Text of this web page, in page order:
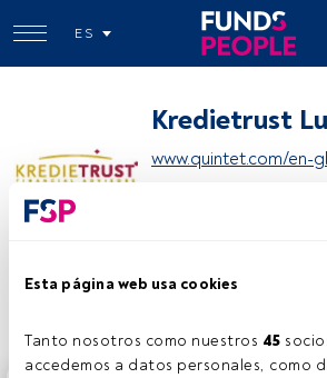
Esta página web usa cookies
Tanto nosotros como nuestros 45
accedemos a datos personales, como
ES
Kredietrust
www.quintet.com/en-